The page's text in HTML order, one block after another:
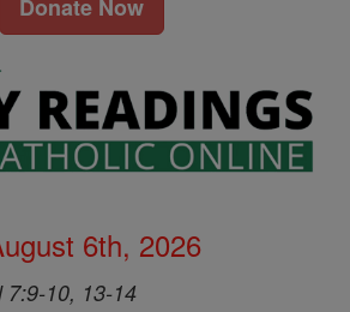
Donate Now
6th, 2026
7:9-10, 13-14